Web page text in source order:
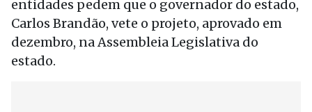
entidades pedem que o governador do estado,
Carlos Brandão, vete o projeto, aprovado em
dezembro, na Assembleia Legislativa do
estado.